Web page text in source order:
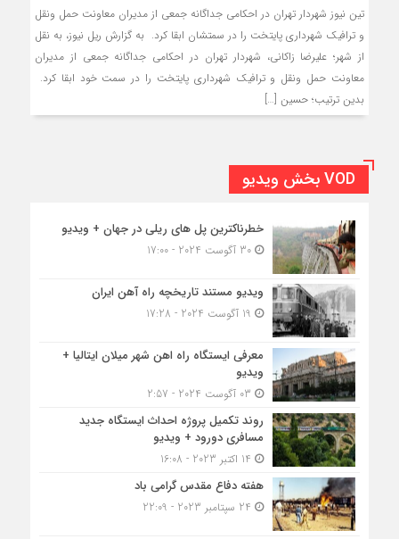
تین نیوز شهردار تهران در احکامی جداگانه جمعی از مدیران معاونت حمل ونقل
و ترافیک شهرداری پایتخت را در سمتشان ابقا کرد. به گزارش ریل نیوز، به نقل
از شهر؛ علیرضا زاکانی، شهردار تهران در احکامی جداگانه جمعی از مدیران
معاونت حمل ونقل و ترافیک شهرداری پایتخت را در سمت خود ابقا کرد.
بدین ترتیب؛ حسین […]
VOD بخش ویدیو
خطرناکترین پل های ریلی در جهان + ویدیو
30 آگوست 2024 - 17:00
ویدیو مستند تاریخچه راه آهن ایران
معرفی ایستگاه راه اهن شهر میلان ایتالیا +
ویدیو
روند تکمیل پروژه احداث ایستگاه جدید
مسافری دورود + ویدیو
هفته دفاع مقدس گرامی باد